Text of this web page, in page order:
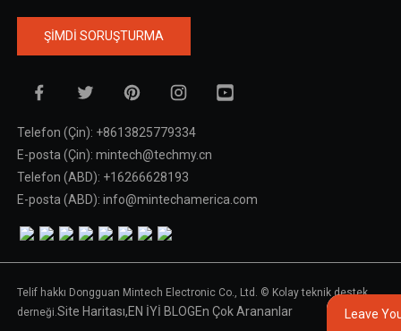
ŞIMDI SORUŞTURMA
Telefon (Çin): +8613825779334
E-posta (Çin): mintech@techmy.cn
Telefon (ABD): +16266628193
E-posta (ABD): info@mintechamerica.com
Telif hakkı Dongguan Mintech Electronic Co., Ltd. © Kolay teknik destek
derneği.Site Haritası,EN İYİ BLOGEn Çok Arananlar Leave